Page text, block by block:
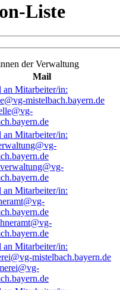
Liste
der Verwaltung
Mail